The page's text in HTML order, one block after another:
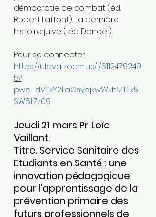
démocratie de combat (éd.
Robert Laffont), La dernière
histoire juive ( éd. Denoël).
Pour se connecter:
https://ulaval.zoom.us/j/6112479249
5?
pwd=dVFkY21jaCsybjkwWkhMTFk5
SW5tZz09
Jeudi 21 mars Pr Loïc
Vaillant.
Titre. Service Sanitaire des
Etudiants en Santé : une
innovation pédagogique
pour l'apprentissage de la
prévention primaire des
futurs professionnels de